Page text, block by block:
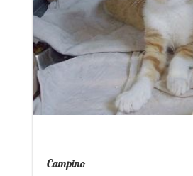
Campino